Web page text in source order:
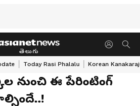
తెలుగు
Today Rasi Phalalu Korean
నుంచి ఈ పేరింటింగ్